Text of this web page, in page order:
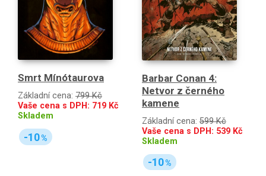
Smrt Mínótaurova
Základní cena: 799 Kč
Vaše cena s DPH: 719 Kč
Skladem
-10%
Barbar Conan 4:
Netvor z černého
kamene
Základní cena: 599 Kč
Vaše cena s DPH: 539 Kč
Skladem
-10%